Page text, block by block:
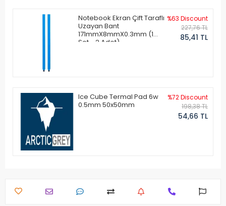
Notebook Ekran Çift Taraflı
Uzayan Bant
171mmX8mmX0.3mm (1
Set - 2 Adet)
%63 Discount
227,76 TL
85,41 TL
Ice Cube Termal Pad 6w
0.5mm 50x50mm
%72 Discount
198,38 TL
54,66 TL